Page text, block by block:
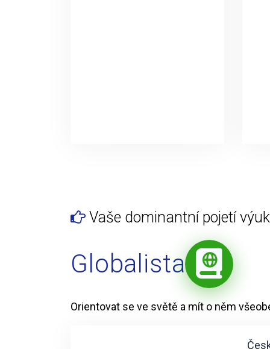
Vaše dominantní pojetí
Globalista
Orientovat se ve světě a mít o něm